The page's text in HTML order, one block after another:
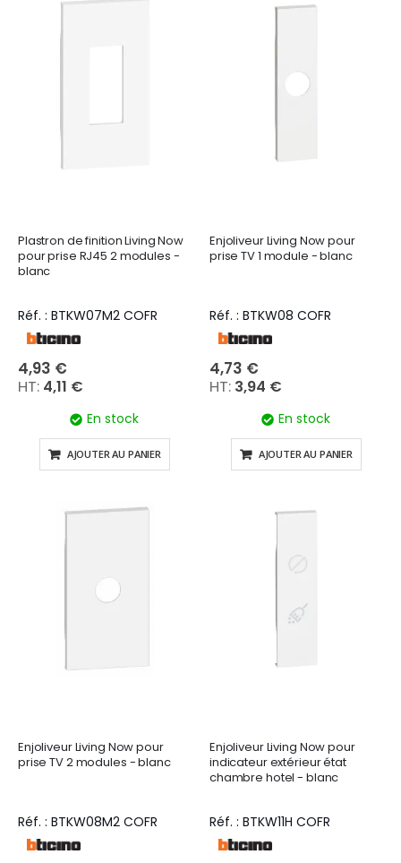
Plastron de finition Living Now
pour prise RJ45 2 modules -
blanc
Réf. : BTKW07M2 COFR
4,93 €
4,11 €
En stock
AJOUTER AU PANIER
Enjoliveur Living Now pour
prise TV 1 module - blanc
Réf. : BTKW08 COFR
4,73 €
3,94 €
En stock
AJOUTER AU PANIER
Enjoliveur Living Now pour
prise TV 2 modules - blanc
Réf. : BTKW08M2 COFR
Enjoliveur Living Now pour
indicateur extérieur état
chambre hotel - blanc
Réf. : BTKW11H COFR